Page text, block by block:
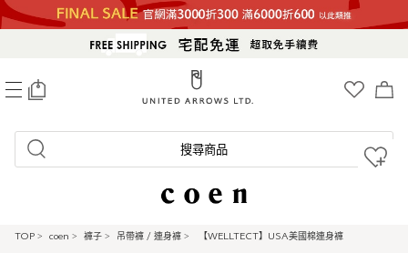
搜尋商品
TOP > coen > 褲子 > 吊帶褲 / 連身褲 > 【WELLTECT】USA美國棉連身褲